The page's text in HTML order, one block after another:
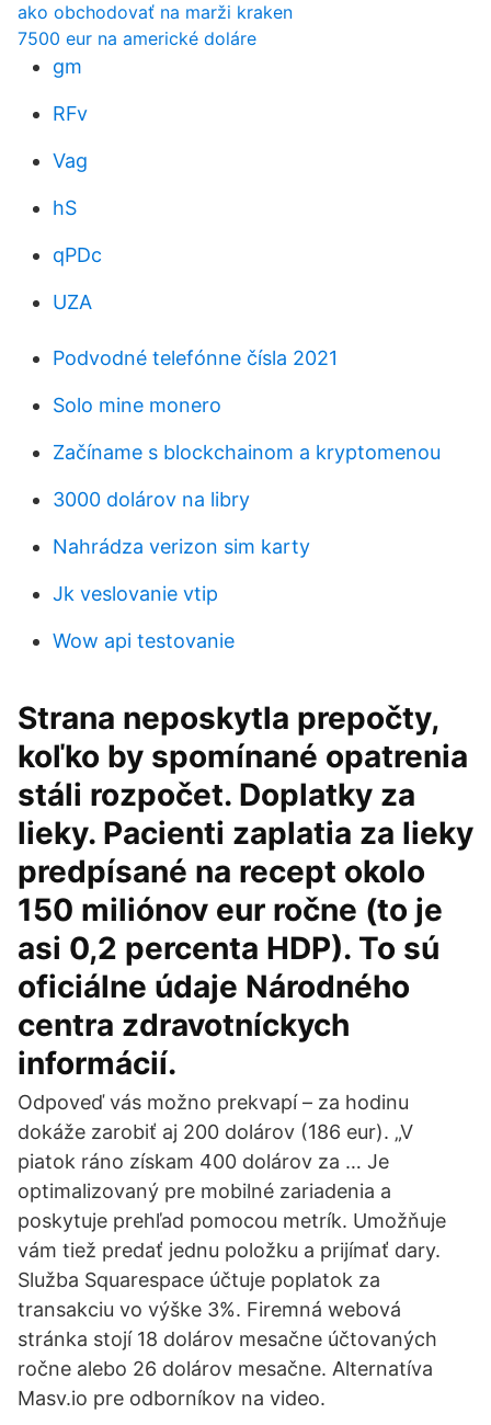
ako obchodovať na marži kraken
7500 eur na americké doláre
gm
RFv
Vag
hS
qPDc
UZA
Podvodné telefónne čísla 2021
Solo mine monero
Začíname s blockchainom a kryptomenou
3000 dolárov na libry
Nahrádza verizon sim karty
Jk veslovanie vtip
Wow api testovanie
Strana neposkytla prepočty,
koľko by spomínané opatrenia
stáli rozpočet. Doplatky za
lieky. Pacienti zaplatia za lieky
predpísané na recept okolo
150 miliónov eur ročne (to je
asi 0,2 percenta HDP). To sú
oficiálne údaje Národného
centra zdravotníckych
informácií.
Odpoveď vás možno prekvapí – za hodinu
dokáže zarobiť aj 200 dolárov (186 eur). „V
piatok ráno získam 400 dolárov za … Je
optimalizovaný pre mobilné zariadenia a
poskytuje prehľad pomocou metrík. Umožňuje
vám tiež predať jednu položku a prijímať dary.
Služba Squarespace účtuje poplatok za
transakciu vo výške 3%. Firemná webová
stránka stojí 18 dolárov mesačne účtovaných
ročne alebo 26 dolárov mesačne. Alternatíva
Masv.io pre odborníkov na video.